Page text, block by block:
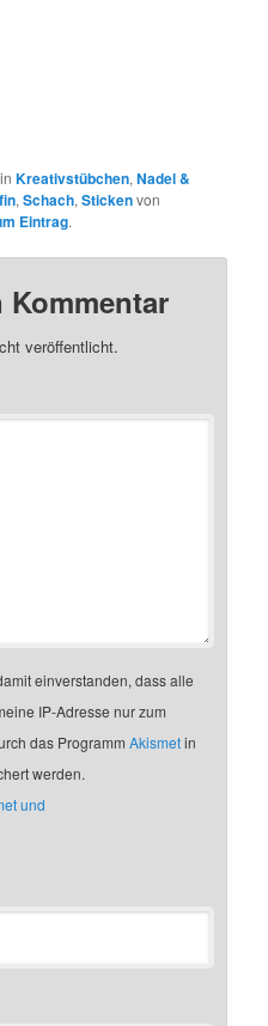
inKreativstübchen,Nadel &
,Schach,Stickenvon
Eintrag.
Kommentar
veröffentlicht.
einverstanden, dass alle
IP-Adresse nur zum
das ProgrammAkismetin
werden.
und